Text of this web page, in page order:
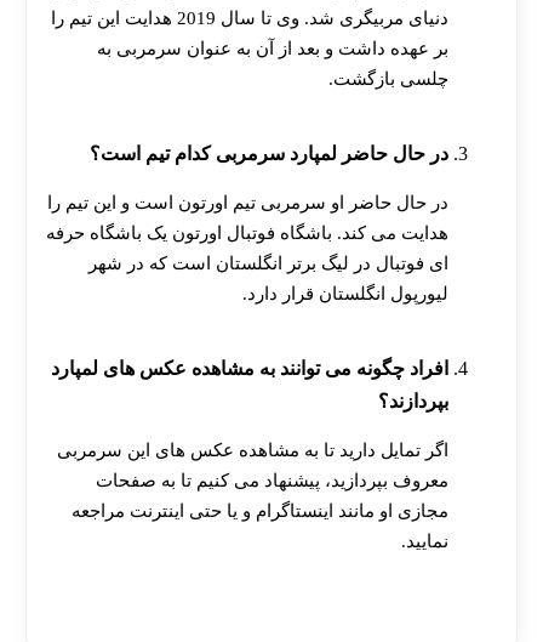
دنیای مربیگری شد. وی تا سال 2019 هدایت این تیم را
بر عهده داشت و بعد از آن به عنوان سرمربی به
چلسی بازگشت.
در حال حاضر لمپارد سرمربی کدام تیم است؟
در حال حاضر او سرمربی تیم اورتون است و این تیم را
هدایت می‌ کند. باشگاه فوتبال اورتون یک باشگاه حرفه‌
ای فوتبال در لیگ برتر انگلستان است که در شهر
لیورپول انگلستان قرار دارد.
افراد چگونه می توانند به مشاهده عکس های لمپارد
بپردازند؟
اگر تمایل دارید تا به مشاهده عکس های این سرمربی
معروف بپردازید، پیشنهاد می کنیم تا به صفحات
مجازی او مانند اینستاگرام و یا حتی اینترنت مراجعه
نمایید.